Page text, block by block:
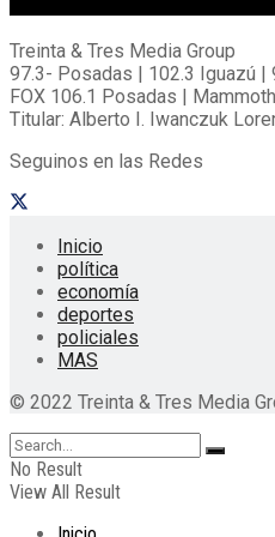
Treinta & Tres Media Group
97.3- Posadas | 102.3 Iguazú |
FOX 106.1 Posadas |
Titular: Alberto I. Iwanczuk
Seguinos en las Redes
Inicio
política
economía
deportes
policiales
MAS
© 2022 Treinta & Tres Media
No Result
View All Result